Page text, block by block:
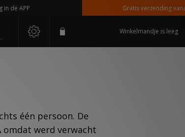
APP Gratis verzending vanaf
Winkelmandje is leeg
één persoon. De
omdat werd verwacht